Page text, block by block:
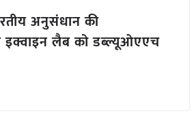
अनुसंधान की
इक्वाइन लैब को डब्ल्यूओएएच